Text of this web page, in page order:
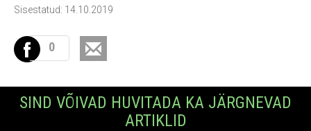
Sisestatud: 14.10.2019
0
SIND VÕIVAD HUVITADA KA JÄRGNEVAD
ARTIKLID